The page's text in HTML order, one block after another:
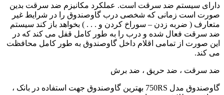
دارای سیستم ضد سرقت است. عملکرد مکانیزم ضد سرقت بدین
صورت است زمانی که شخصی درب گاوصندوق را در شرایط غیر
متعارف ( ضربه زدن – سوراخ کردن و . . . ) بخواهد باز کند سیستم
ضد سرقت فعال شده و درب را به طور کامل قفل می کند که در
این صورت از تمامی اقلام داخل گاوصندوق به طور کامل محافظت
می کند.
ضد سرقت ، ضد حریق ، ضد برش
گاوصندوق مدل 750RS بهترین گاوصندوق جهت استفاده در بانک ،